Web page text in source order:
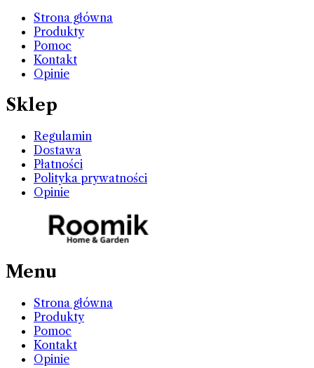
Strona główna
Produkty
Pomoc
Kontakt
Opinie
Sklep
Regulamin
Dostawa
Płatności
Polityka prywatności
Opinie
Menu
Strona główna
Produkty
Pomoc
Kontakt
Opinie